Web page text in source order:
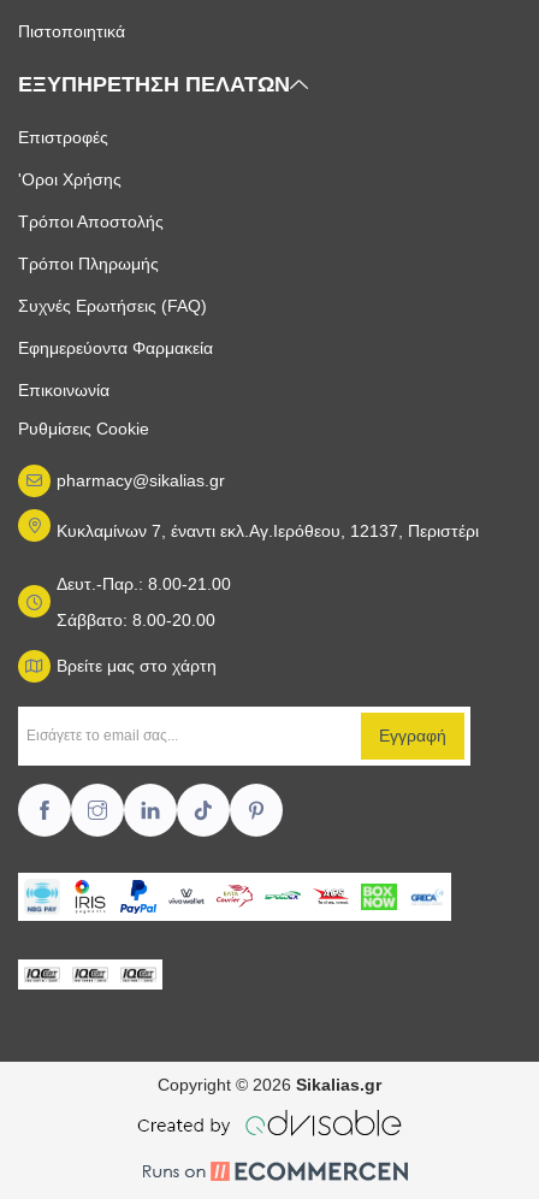
Πιστοποιητικά
ΕΞΥΠΗΡΕΤΗΣΗ ΠΕΛΑΤΩΝ
Επιστροφές
'Οροι Χρήσης
Τρόποι Αποστολής
Τρόποι Πληρωμής
Συχνές Ερωτήσεις (FAQ)
Εφημερεύοντα Φαρμακεία
Επικοινωνία
Ρυθμίσεις Cookie
pharmacy@sikalias.gr
Κυκλαμίνων 7, έναντι εκλ.Αγ.Ιερόθεου, 12137, Περιστέρι
Δευτ.-Παρ.: 8.00-21.00
Σάββατο: 8.00-20.00
Βρείτε μας στο χάρτη
Copyright © 2026 Sikalias.gr